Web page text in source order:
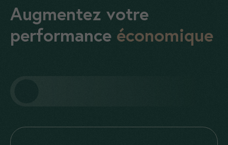
Augmentez votre
performance économique